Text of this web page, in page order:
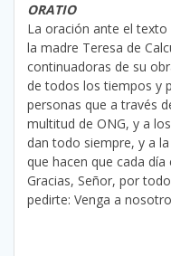
ORATIO
La oración ante el texto
la madre Teresa de
continuadoras de su
de todos los tiempos y
personas que a través
multitud de ONG, y a
dan todo siempre, y a
que hacen que cada
Gracias, Señor, por
pedirte: Venga a